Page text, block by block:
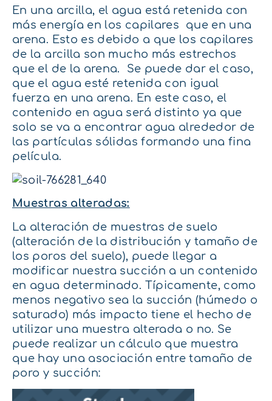
En una arcilla, el agua está retenida con
más energía en los capilares que en una
arena. Esto es debido a que los capilares
de la arcilla son mucho más estrechos
que el de la arena. Se puede dar el caso,
que el agua esté retenida con igual
fuerza en una arena. En este caso, el
contenido en agua será distinto ya que
solo se va a encontrar agua alrededor de
las partículas sólidas formando una fina
película.
Muestras alteradas:
La alteración de muestras de suelo
(alteración de la distribución y tamaño de
los poros del suelo), puede llegar a
modificar nuestra succión a un contenido
en agua determinado. Típicamente, como
menos negativo sea la succión (húmedo o
saturado) más impacto tiene el hecho de
utilizar una muestra alterada o no. Se
puede realizar un cálculo que muestra
que hay una asociación entre tamaño de
poro y succión: